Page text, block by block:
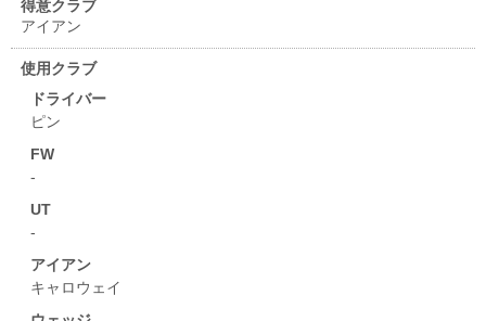
得意クラブ
アイアン
使用クラブ
ドライバー
ピン
FW
-
UT
-
アイアン
キャロウェイ